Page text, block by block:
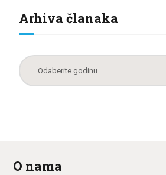
Arhiva članaka
O nama